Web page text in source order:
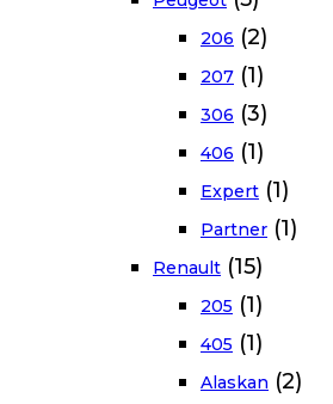
206 (2)
207 (1)
306 (3)
406 (1)
Expert (1)
Partner (1)
Renault (15)
205 (1)
405 (1)
Alaskan (2)